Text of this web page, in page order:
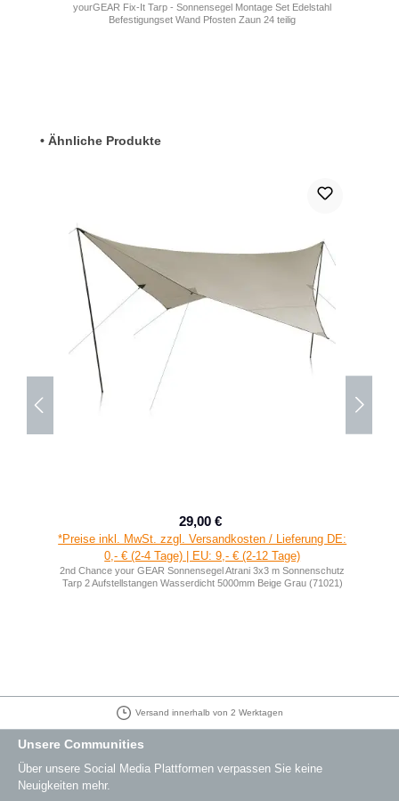
yourGEAR Fix-It Tarp - Sonnensegel Montage Set Edelstahl
Befestigungset Wand Pfosten Zaun 24 teilig
Produktgalerie überspringen
• Ähnliche Produkte
Verkaufspreis:
29,00 €
*Preise inkl. MwSt. zzgl. Versandkosten / Lieferung DE:
0,- € (2-4 Tage) | EU: 9,- € (2-12 Tage)
2nd Chance your GEAR Sonnensegel Atrani 3x3 m Sonnenschutz
Tarp 2 Aufstellstangen Wasserdicht 5000mm Beige Grau (71021)
Versand innerhalb von 2 Werktagen
Unsere Communities
Über unsere Social Media Plattformen verpassen Sie keine
Neuigkeiten mehr.